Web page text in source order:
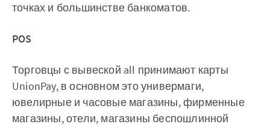
точках и большинстве банкоматов.
POS
Торговцы с вывеской all принимают карты
UnionPay, в основном это универмаги,
ювелирные и часовые магазины, фирменные
магазины, отели, магазины беспошлинной